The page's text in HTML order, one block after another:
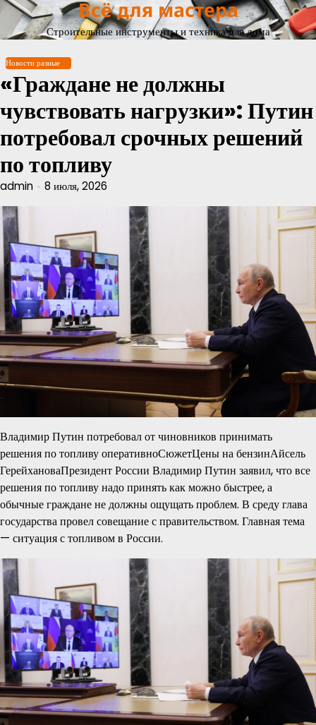
Перейти
содержимому
Всё для мастера
Строительные инструменты и техника для дома
Новости разные
«Граждане не должны
чувствовать нагрузки»: Путин
потребовал срочных решений
по топливу
admin 8 июля, 2026
Владимир Путин потребовал от чиновников принимать
решения по топливу оперативноСюжетЦены на бензинАйсель
ГерейхановаПрезидент России Владимир Путин заявил, что все
решения по топливу надо принять как можно быстрее, а
обычные граждане не должны ощущать проблем. В среду глава
государства провел совещание с правительством. Главная тема
— ситуация с топливом в России.